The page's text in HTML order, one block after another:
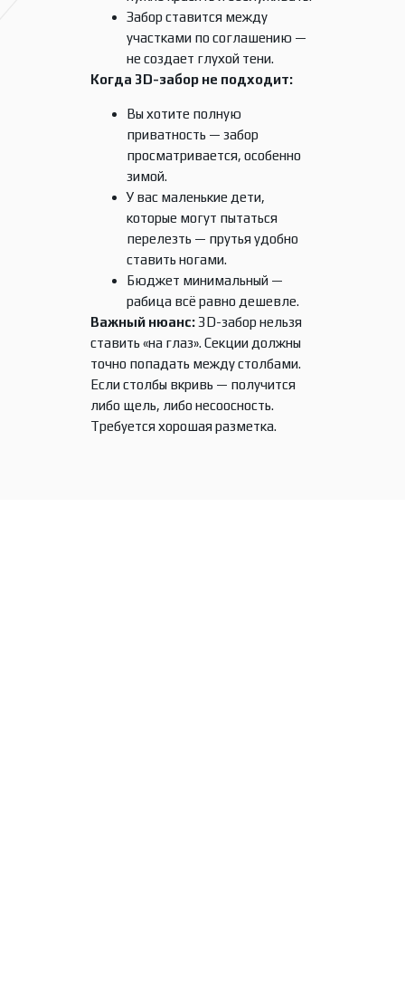
Забор ставится между
участками по соглашению —
не создает глухой тени.
Когда 3D-забор не подходит:
Вы хотите полную
приватность — забор
просматривается, особенно
зимой.
У вас маленькие дети,
которые могут пытаться
перелезть — прутья удобно
ставить ногами.
Бюджет минимальный —
рабица всё равно дешевле.
Важный нюанс: 3D-забор нельзя
ставить «на глаз». Секции должны
точно попадать между столбами.
Если столбы вкривь — получится
либо щель, либо несоосность.
Требуется хорошая разметка.